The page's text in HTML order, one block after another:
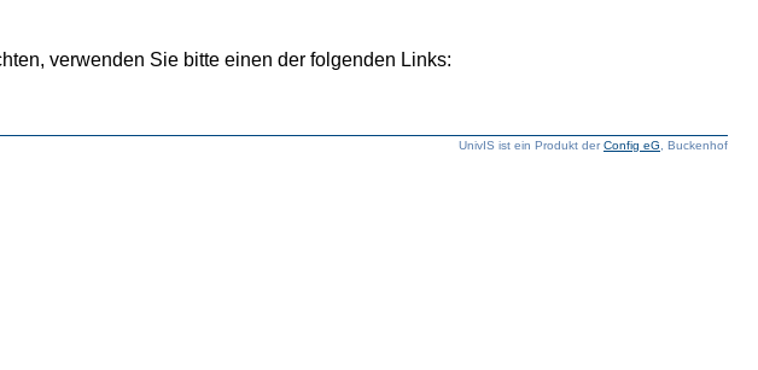
verwenden Sie bitte einen der folgenden Links:
UnivIS ist ein Produkt derConfig eG , Buckenhof